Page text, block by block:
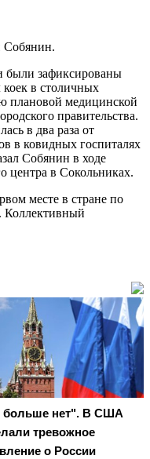
Собянин.
были зафиксированы
в столичных
плановой медицинской
правительства.
в два раза от
в ковидных госпиталях
Собянин в ходе
центра в Сокольниках.
месте в стране по
Коллективный
больше нет". В США
тревожное
о России